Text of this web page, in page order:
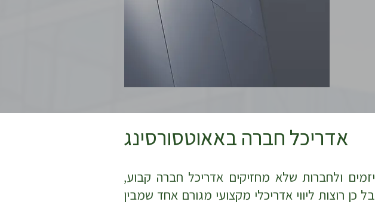
אדריכל חברה באאוטסורסינג
ולחברות שלא מחזיקים אדריכל חברה קבוע,
כן רוצות ליווי אדריכלי מקצועי מגורם אחד שמבין